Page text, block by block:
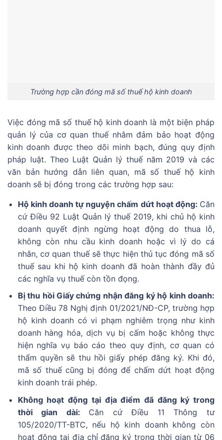
Trường hợp cần đóng mã số thuế hộ kinh doanh
Việc đóng mã số thuế hộ kinh doanh là một biện pháp
quản lý của cơ quan thuế nhằm đảm bảo hoạt động
kinh doanh được theo dõi minh bạch, đúng quy định
pháp luật. Theo Luật Quản lý thuế năm 2019 và các
văn bản hướng dẫn liên quan, mã số thuế hộ kinh
doanh sẽ bị đóng trong các trường hợp sau:
Hộ kinh doanh tự nguyện chấm dứt hoạt động: Căn
cứ Điều 92 Luật Quản lý thuế 2019, khi chủ hộ kinh
doanh quyết định ngừng hoạt động do thua lỗ,
không còn nhu cầu kinh doanh hoặc vì lý do cá
nhân, cơ quan thuế sẽ thực hiện thủ tục đóng mã số
thuế sau khi hộ kinh doanh đã hoàn thành đầy đủ
các nghĩa vụ thuế còn tồn đọng.
Bị thu hồi Giấy chứng nhận đăng ký hộ kinh doanh:
Theo Điều 78 Nghị định 01/2021/NĐ-CP, trường hợp
hộ kinh doanh có vi phạm nghiêm trọng như kinh
doanh hàng hóa, dịch vụ bị cấm hoặc không thực
hiện nghĩa vụ báo cáo theo quy định, cơ quan có
thẩm quyền sẽ thu hồi giấy phép đăng ký. Khi đó,
mã số thuế cũng bị đóng để chấm dứt hoạt động
kinh doanh trái phép.
Không hoạt động tại địa điểm đã đăng ký trong
thời gian dài: Căn cứ Điều 11 Thông tư
105/2020/TT-BTC, nếu hộ kinh doanh không còn
hoạt động tại địa chỉ đăng ký trong thời gian từ 06